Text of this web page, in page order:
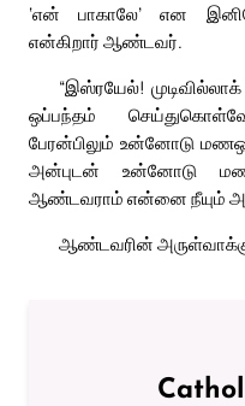
‘என் பாகாலே’ என
என்கிறார் ஆண்டவர்.
“இஸ்ரயேல்!
ஒப்பந்தம்
பேரன்பிலும் உன்னோடு
அன்புடன் உன்னோடு
ஆண்டவராம் என்னை நீயும்
ஆண்டவரின்